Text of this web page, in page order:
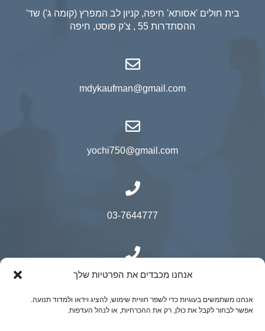
אנחנו מכבדים את הפרטיות שלך
אנחנו משתמשים בעוגיות כדי לשפר חוויית שימוש, להציג וידאו ולמדוד תנועה.
אפשר לבחור לקבל את כולן, רק את ההכרחיות, או לנהל העדפות.
בית חולים 'אסותא' חיפה, קניון לב המפרץ (קומה ג') שד'
ההסתדרות 55 , צ'ק פוסט, חיפה
mdykaufman@gmail.com
yochi750@gmail.com
03-7644777
050-9500525